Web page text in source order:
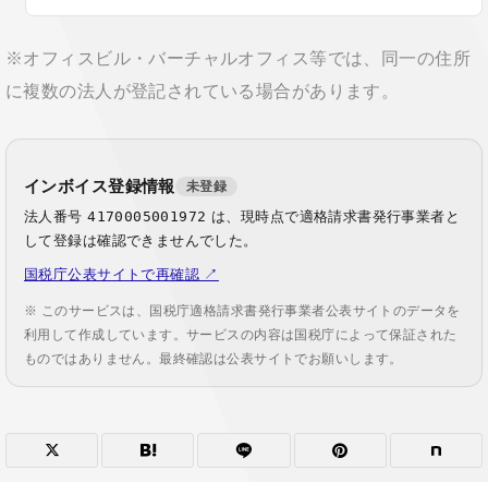
※オフィスビル・バーチャルオフィス等では、同一の住所
に複数の法人が登記されている場合があります。
インボイス登録情報 未登録
法人番号4170005001972 は、現時点で適格請求書発行事業者と
して登録は確認できませんでした。
国税庁公表サイトで再確認 ↗
※ このサービスは、国税庁適格請求書発行事業者公表サイトのデータを
利用して作成しています。サービスの内容は国税庁によって保証された
ものではありません。最終確認は公表サイトでお願いします。